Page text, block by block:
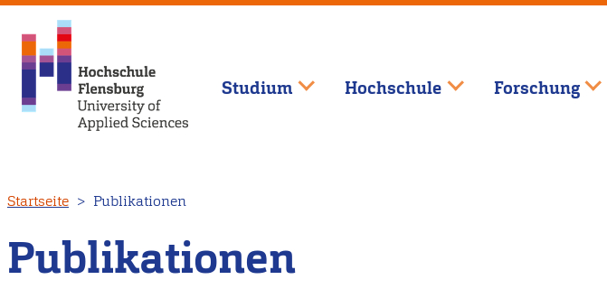
zum
Inhalt
Studium Hochschule Forschung
Startseite Publikationen
Publikationen